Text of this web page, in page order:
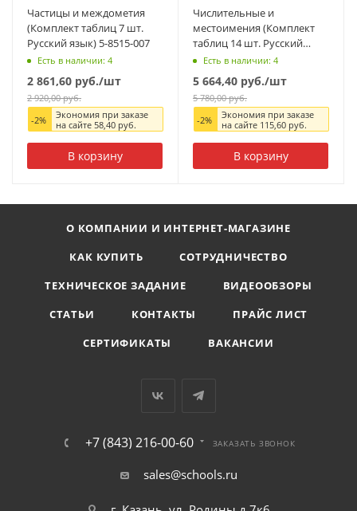
Частицы и междометия
(Комплект таблиц 7 шт.
Русский язык) 5-8515-007
Есть в наличии: 4
2 861,60 руб./шт
2 920,00руб.
-2%
Экономия при заказе
на сайте 58,40руб.
В корзину
Числительные и
местоимения (Комплект
таблиц 14 шт. Русский
язык) 5-8510-014
Есть в наличии: 4
5 664,40 руб./шт
5 780,00руб.
-2%
Экономия при заказе
на сайте 115,60руб.
В корзину
О КОМПАНИИ И ИНТЕРНЕТ-МАГАЗИНЕ
КАК КУПИТЬ
СОТРУДНИЧЕСТВО
ТЕХНИЧЕСКОЕ ЗАДАНИЕ
ВИДЕООБЗОРЫ
СТАТЬИ
КОНТАКТЫ
ПРАЙС ЛИСТ
СЕРТИФИКАТЫ
ВАКАНСИИ
+7 (843) 216-00-60 ЗАКАЗАТЬ ЗВОНОК
sales@schools.ru